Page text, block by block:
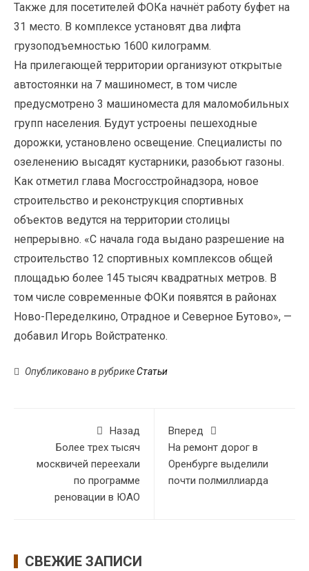
Также для посетителей ФОКа начнёт работу буфет на
31 место. В комплексе установят два лифта
грузоподъемностью 1600 килограмм.
На прилегающей территории организуют открытые
автостоянки на 7 машиномест, в том числе
предусмотрено 3 машиноместа для маломобильных
групп населения. Будут устроены пешеходные
дорожки, установлено освещение. Специалисты по
озеленению высадят кустарники, разобьют газоны.
Как отметил глава Мосгосстройнадзора, новое
строительство и реконструкция спортивных
объектов ведутся на территории столицы
непрерывно. «С начала года выдано разрешение на
строительство 12 спортивных комплексов общей
площадью более 145 тысяч квадратных метров. В
том числе современные ФОКи появятся в районах
Ново-Переделкино, Отрадное и Северное Бутово», —
добавил Игорь Войстратенко.
Опубликовано в рубрикеСтатьи
Назад
Более трех тысяч
москвичей переехали
по программе
реновации в ЮАО
Вперед
На ремонт дорог в
Оренбурге выделили
почти полмиллиарда
СВЕЖИЕ ЗАПИСИ